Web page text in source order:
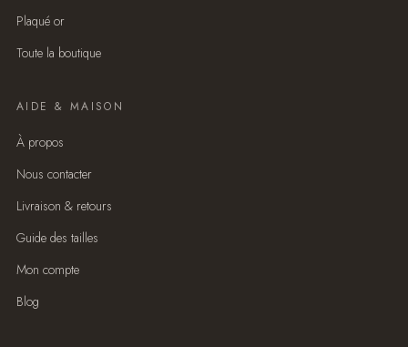
Plaqué or
Toute la boutique
AIDE & MAISON
À propos
Nous contacter
Livraison & retours
Guide des tailles
Mon compte
Blog